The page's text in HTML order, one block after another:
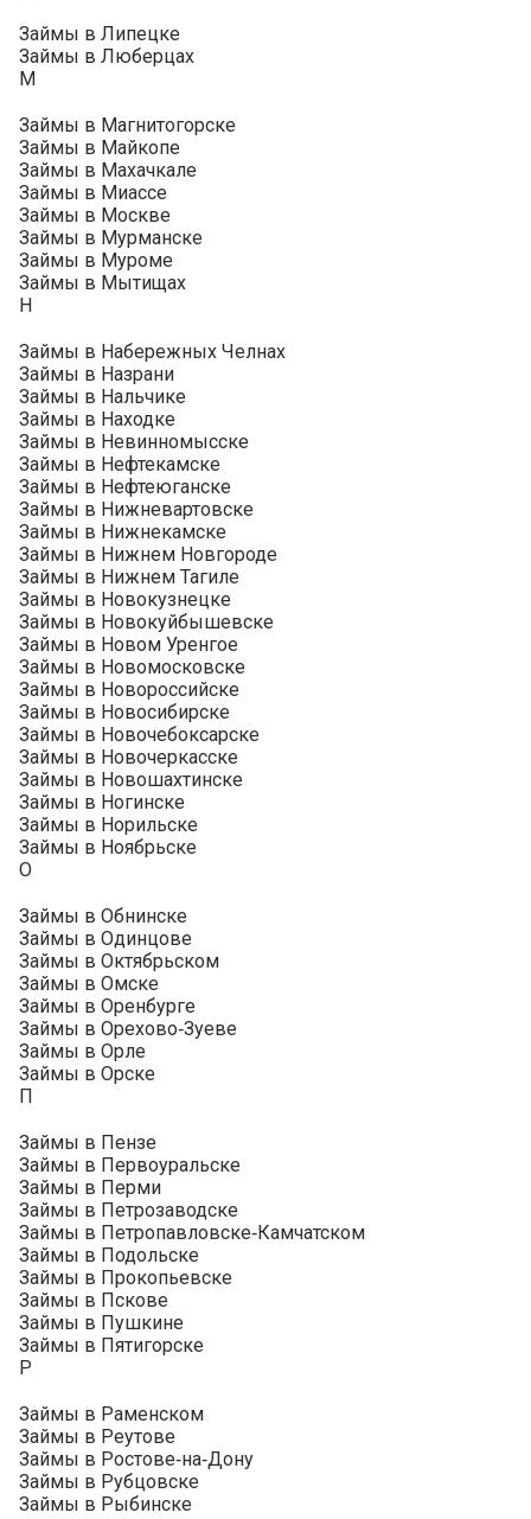
Займы в Липецке
Займы в Люберцах
М
Займы в Магнитогорске
Займы в Майкопе
Займы в Махачкале
Займы в Миассе
Займы в Москве
Займы в Мурманске
Займы в Муроме
Займы в Мытищах
Н
Займы в Набережных Челнах
Займы в Назрани
Займы в Нальчике
Займы в Находке
Займы в Невинномысске
Займы в Нефтекамске
Займы в Нефтеюганске
Займы в Нижневартовске
Займы в Нижнекамске
Займы в Нижнем Новгороде
Займы в Нижнем Тагиле
Займы в Новокузнецке
Займы в Новокуйбышевске
Займы в Новом Уренгое
Займы в Новомосковске
Займы в Новороссийске
Займы в Новосибирске
Займы в Новочебоксарске
Займы в Новочеркасске
Займы в Новошахтинске
Займы в Ногинске
Займы в Норильске
Займы в Ноябрьске
О
Займы в Обнинске
Займы в Одинцове
Займы в Октябрьском
Займы в Омске
Займы в Оренбурге
Займы в Орехово‑Зуеве
Займы в Орле
Займы в Орске
П
Займы в Пензе
Займы в Первоуральске
Займы в Перми
Займы в Петрозаводске
Займы в Петропавловске‑Камчатском
Займы в Подольске
Займы в Прокопьевске
Займы в Пскове
Займы в Пушкине
Займы в Пятигорске
Р
Займы в Раменском
Займы в Реутове
Займы в Ростове‑на‑Дону
Займы в Рубцовске
Займы в Рыбинске